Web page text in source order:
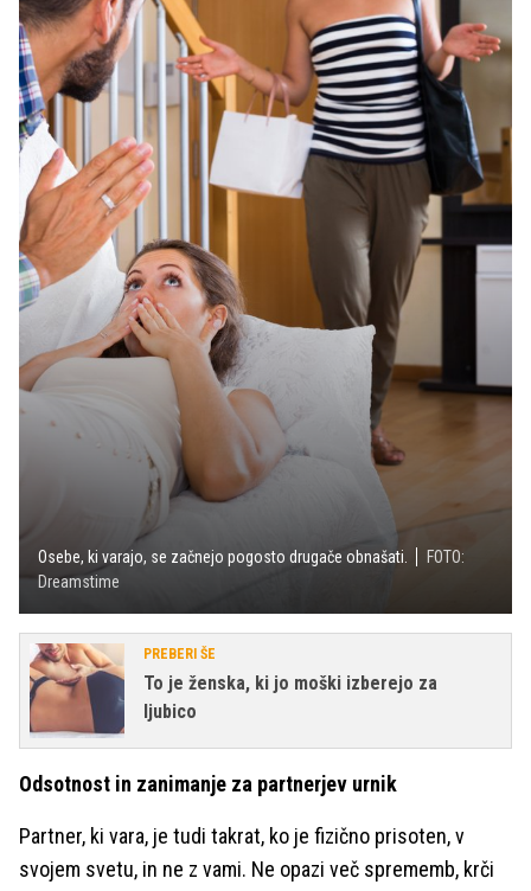
Osebe, ki varajo, se začnejo pogosto drugače obnašati.
FOTO:
Dreamstime
PREBERI ŠE
To je ženska, ki jo moški izberejo za
ljubico
Odsotnost in zanimanje za partnerjev urnik
Partner, ki vara, je tudi takrat, ko je fizično prisoten, v
svojem svetu, in ne z vami. Ne opazi več sprememb, krči